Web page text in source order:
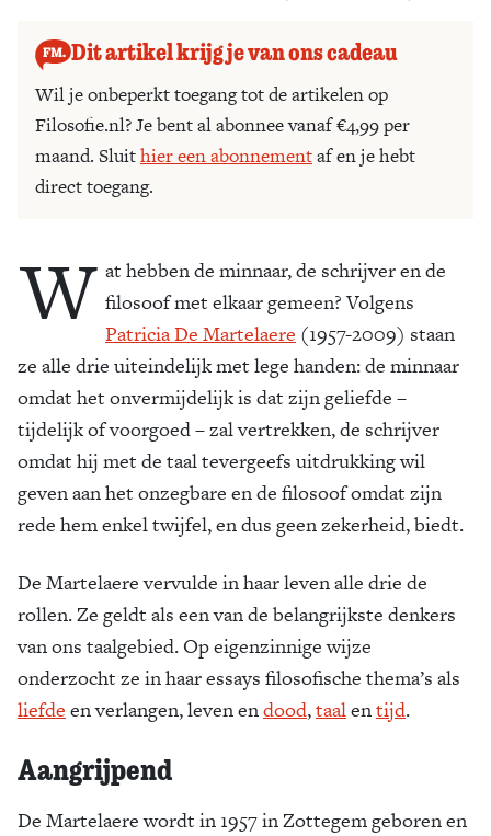
Dit artikel krijg je van ons cadeau
Wil je onbeperkt toegang tot de artikelen op
Filosofie.nl? Je bent al abonnee vanaf €4,99 per
maand. Sluithier een abonnementaf en je hebt
direct toegang.
W at hebben de minnaar, de schrijver en de
filosoof met elkaar gemeen? Volgens
Patricia De Martelaere (1957-2009) staan
ze alle drie uiteindelijk met lege handen: de minnaar
omdat het onvermijdelijk is dat zijn geliefde –
tijdelijk of voorgoed – zal vertrekken, de schrijver
omdat hij met de taal tevergeefs uitdrukking wil
geven aan het onzegbare en de filosoof omdat zijn
rede hem enkel twijfel, en dus geen zekerheid, biedt.
De Martelaere vervulde in haar leven alle drie de
rollen. Ze geldt als een van de belangrijkste denkers
van ons taalgebied. Op eigenzinnige wijze
onderzocht ze in haar essays filosofische thema’s als
liefde en verlangen, leven endood,taalentijd.
Aangrijpend
De Martelaere wordt in 1957 in Zottegem geboren en